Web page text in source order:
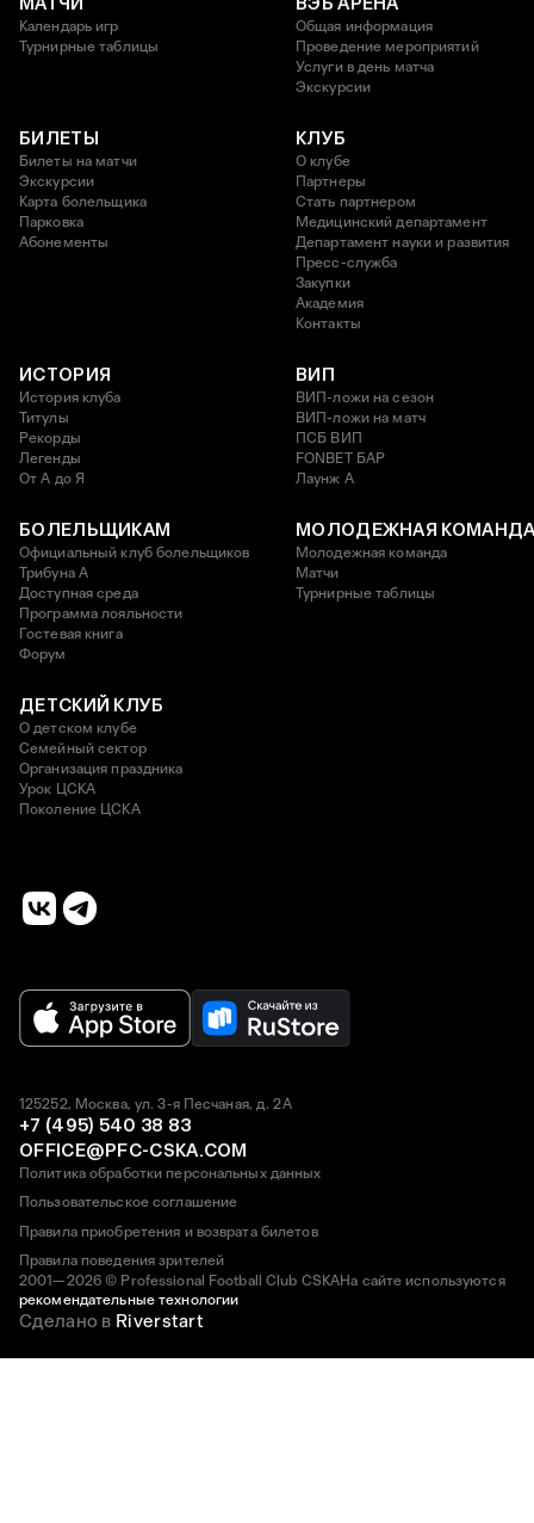
Календарь игр
Турнирные таблицы
Общая информация
Проведение мероприятий
Услуги в день матча
Экскурсии
БИЛЕТЫ
Билеты на матчи
Экскурсии
Карта болельщика
Парковка
Абонементы
КЛУБ
О клубе
Партнеры
Стать партнером
Медицинский департамент
Департамент науки и развития
Пресс-служба
Закупки
Академия
Контакты
ИСТОРИЯ
История клуба
Титулы
Рекорды
Легенды
От А до Я
ВИП
ВИП-ложи на сезон
ВИП-ложи на матч
ПСБ ВИП
FONBET БАР
Лаунж A
БОЛЕЛЬЩИКАМ
Официальный клуб болельщиков
Трибуна А
Доступная среда
Программа лояльности
Гостевая книга
Форум
МОЛОДЕЖНАЯ
Молодежная команда
Матчи
Турнирные таблицы
ДЕТСКИЙ КЛУБ
О детском клубе
Семейный сектор
Организация праздника
Урок ЦСКА
Поколение ЦСКА
2001—2026 © Professional Football Club CSKAНа сайте используются
рекомендательные технологии
125252, Москва, ул. 3-я Песчаная, д. 2А
+7 (495) 540 38 83
OFFICE@PFC-CSKA.COM
Политика обработки персональных данных
Пользовательское соглашение
Правила приобретения и возврата билетов
Правила поведения зрителей
Сделано в Riverstart